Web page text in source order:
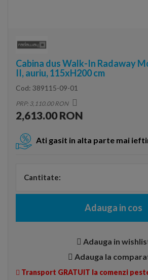
Cabina dus Walk-In Radaway
II, auriu, 115xH200 cm
Cod: 389115-09-01
PRP: 3,110.00 RON
2,613.00 RON
Ati gasit in alta parte mai
Cantitate:
Adauga in cos
Adauga in
Adauga la
Transport GRATUIT la comenzi